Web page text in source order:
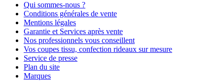
Qui sommes-nous ?
Conditions générales de vente
Mentions légales
Garantie et Services après vente
Nos professionnels vous conseillent
Vos coupes tissu, confection rideaux sur mesure
Service de presse
Plan du site
Marques